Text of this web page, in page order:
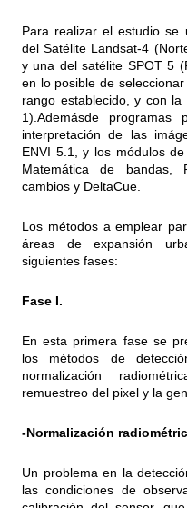
Para realizar el estudio se
del Satélite Landsat-4
y una del satélite SPOT 5
en lo posible de
rango establecido, y con
1).Ademásde
interpretación de las
ENVI 5.1, y los módulos
Matemática de bandas,
cambios y DeltaCue.
Los métodos a emplear
áreas de expansión
siguientes fases:
Fase I.
En esta primera fase se
los métodos de
normalización
remuestreo del pixel y la
-Normalización
Un problema en la
las condiciones de